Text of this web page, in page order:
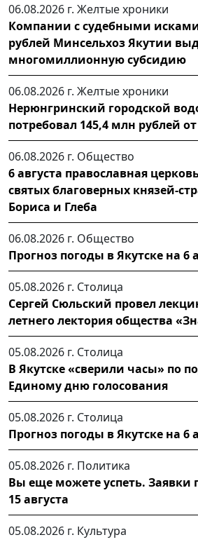
06.08.2026 г. Желтые хроники
Компании с судебными
рублей Минсельхоз Якутии
многомиллионную субсидию
06.08.2026 г. Желтые хроники
Нерюнгринский городской
потребовал 145,4 млн рублей
06.08.2026 г. Общество
6 августа православная
святых благоверных князей-
Бориса и Глеба
06.08.2026 г. Общество
Прогноз погоды в Якутске на 6
05.08.2026 г. Столица
Сергей Сюльский провел
летнего лектория общества
05.08.2026 г. Столица
В Якутске «сверили часы» по
Единому дню голосования
05.08.2026 г. Столица
Прогноз погоды в Якутске на 6
05.08.2026 г. Политика
Вы еще можете успеть.
15 августа
05.08.2026 г. Культура